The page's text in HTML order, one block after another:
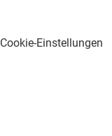
Cookie-Einstellungen